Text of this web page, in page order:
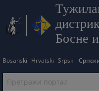
Босне
Bosanski Hrvatski Srpski